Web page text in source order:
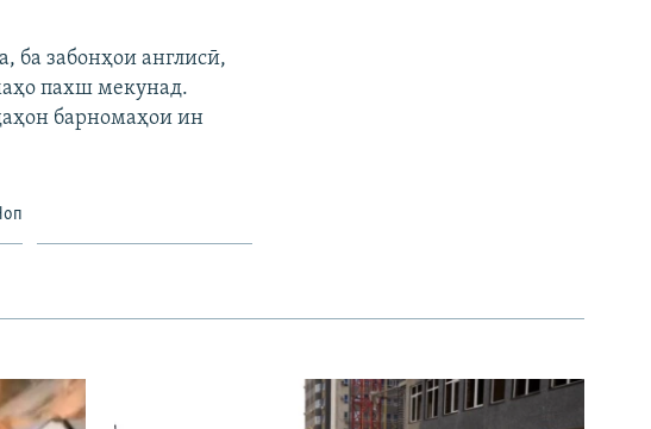
ба забонҳои англисӣ,
пахш мекунад.
барномаҳои ин